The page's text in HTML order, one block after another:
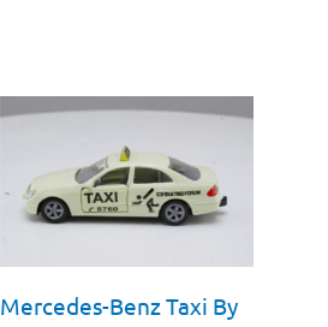
Mercedes-Benz Taxi By